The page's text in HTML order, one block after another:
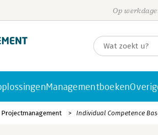
Op
Managementboeken
Projectmanagement Individual Competence